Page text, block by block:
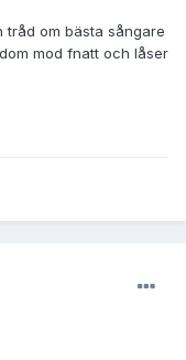
tråd om bästa sångare
mod fnatt och låser